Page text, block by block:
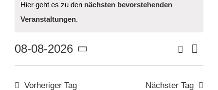
Hinweis
Hier geht es zu den nächsten bevorstehenden
Veranstaltungen.
und
Navigation
Suche
Tag
08-08-2026
Datum
Vorheriger Tag Nächster Tag